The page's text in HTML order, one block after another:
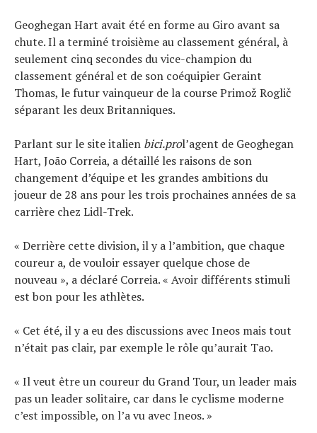
Geoghegan Hart avait été en forme au Giro avant sa
chute. Il a terminé troisième au classement général, à
seulement cinq secondes du vice-champion du
classement général et de son coéquipier Geraint
Thomas, le futur vainqueur de la course Primož Roglič
séparant les deux Britanniques.
Parlant sur le site italien bici.prol’agent de Geoghegan
Hart, João Correia, a détaillé les raisons de son
changement d’équipe et les grandes ambitions du
joueur de 28 ans pour les trois prochaines années de sa
carrière chez Lidl-Trek.
« Derrière cette division, il y a l’ambition, que chaque
coureur a, de vouloir essayer quelque chose de
nouveau », a déclaré Correia. « Avoir différents stimuli
est bon pour les athlètes.
« Cet été, il y a eu des discussions avec Ineos mais tout
n’était pas clair, par exemple le rôle qu’aurait Tao.
« Il veut être un coureur du Grand Tour, un leader mais
pas un leader solitaire, car dans le cyclisme moderne
c’est impossible, on l’a vu avec Ineos. »